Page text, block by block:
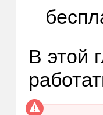
В этой